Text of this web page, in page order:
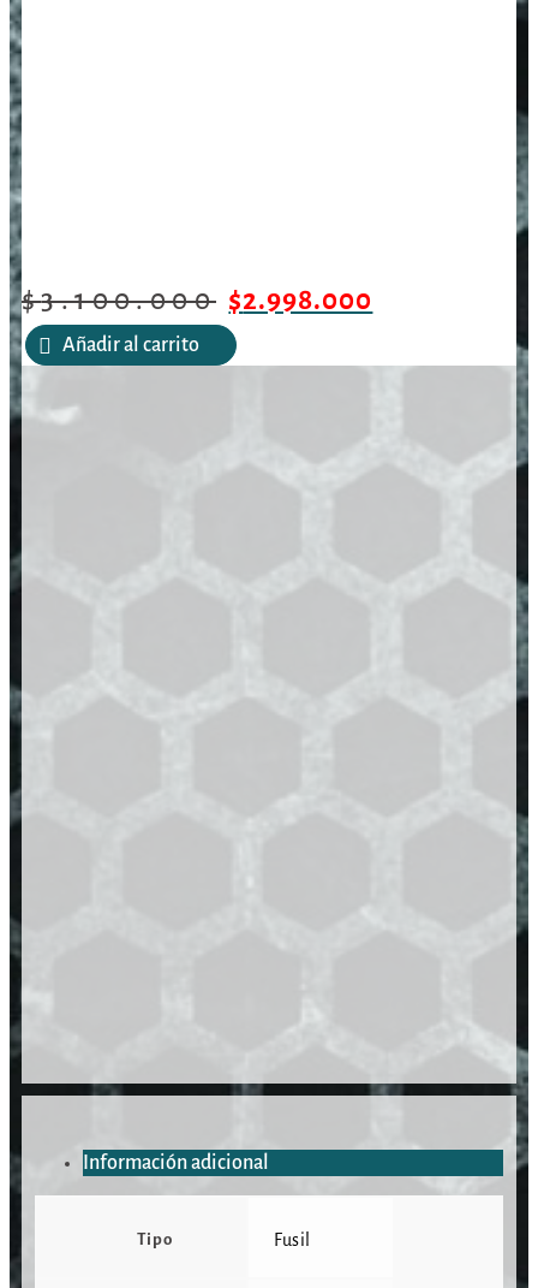
$3.100.000 $2.998.000
Añadir al carrito
Información adicional
Tipo Fusil